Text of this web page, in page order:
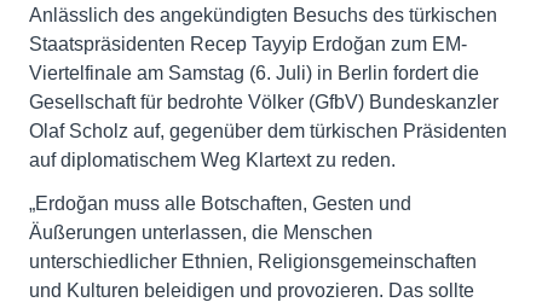
Anlässlich des angekündigten Besuchs des türkischen
Staatspräsidenten Recep Tayyip Erdoğan zum EM-
Viertelfinale am Samstag (6. Juli) in Berlin fordert die
Gesellschaft für bedrohte Völker (GfbV) Bundeskanzler
Olaf Scholz auf, gegenüber dem türkischen Präsidenten
auf diplomatischem Weg Klartext zu reden.
„Erdoğan muss alle Botschaften, Gesten und
Äußerungen unterlassen, die Menschen
unterschiedlicher Ethnien, Religionsgemeinschaften
und Kulturen beleidigen und provozieren. Das sollte